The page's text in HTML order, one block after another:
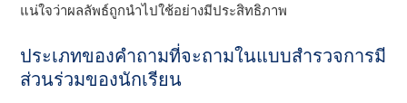
แน่ใจว่าผลลัพธ์ถูกนําไปใช้อย่างมีประสิทธิภาพ
ประเภทของคําถามที่จะถามในแบบสํารวจการมี
ส่วนร่วมของนักเรียน